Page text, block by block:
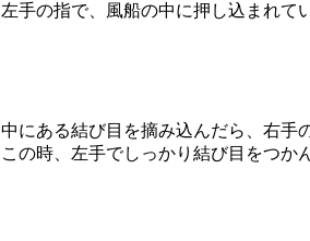
左手の指で、風船の中に押し込まれて
中にある結び目を摘み込んだら、右手
この時、左手でしっかり結び目をつか